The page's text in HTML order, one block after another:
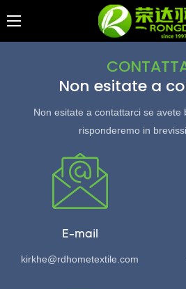
Non esitate a
Non esitate a contattarci se avete
risponderemo in
E-mail
kirkhe@rdhometextile.com